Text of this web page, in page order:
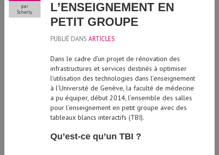
par
Scherly
L’ENSEIGNEMENT EN
PETIT GROUPE
PUBLIÉ DANS ARTICLES
Dans le cadre d’un projet de rénovation des
infrastructures et services destinés à optimiser
l’utilisation des technologies dans l’enseignement
à l’Université de Genève, la faculté de médecine
a pu équiper, début 2014, l’ensemble des salles
pour l’enseignement en petit groupe avec des
tableaux blancs interactifs (TBI).
Qu’est-ce qu’un TBI ?